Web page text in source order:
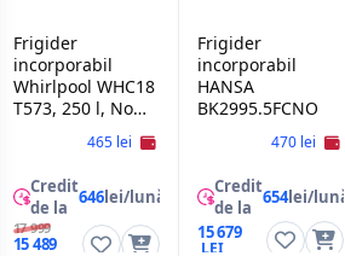
Frigider
incorporabil
Whirlpool WHC18
T573, 250 l, No
465 lei
Credit
de la 646lei/lună
17 999
15 489
Frigider
incorporabil
HANSA
BK2995.5FCNO
470 lei
Credit
de la 654lei/lună
15 679